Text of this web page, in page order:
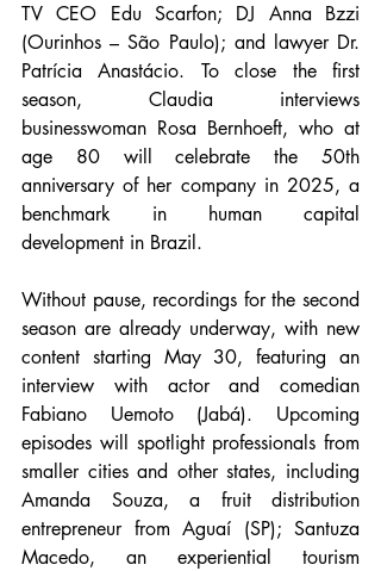
TV CEO Edu Scarfon; DJ Anna Bzzi
(Ourinhos – São Paulo); and lawyer Dr.
Patrícia Anastácio. To close the first
season, Claudia interviews
businesswoman Rosa Bernhoeft, who at
age 80 will celebrate the 50th
anniversary of her company in 2025, a
benchmark in human capital
development in Brazil.
Without pause, recordings for the second
season are already underway, with new
content starting May 30, featuring an
interview with actor and comedian
Fabiano Uemoto (Jabá). Upcoming
episodes will spotlight professionals from
smaller cities and other states, including
Amanda Souza, a fruit distribution
entrepreneur from Aguaí (SP); Santuza
Macedo, an experiential tourism